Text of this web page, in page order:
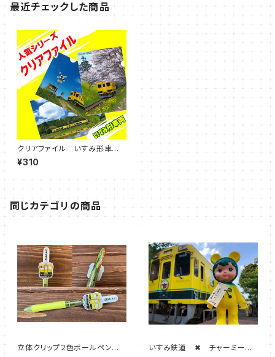
最近チェックした商品
クリアファイル いすみ形車両
シリーズ。
¥310
同じカテゴリの商品
立体クリップ２色ボールペン
いすみ鉄道 ✖ チャーミーち